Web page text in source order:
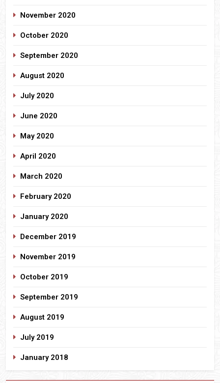
November 2020
October 2020
September 2020
August 2020
July 2020
June 2020
May 2020
April 2020
March 2020
February 2020
January 2020
December 2019
November 2019
October 2019
September 2019
August 2019
July 2019
January 2018